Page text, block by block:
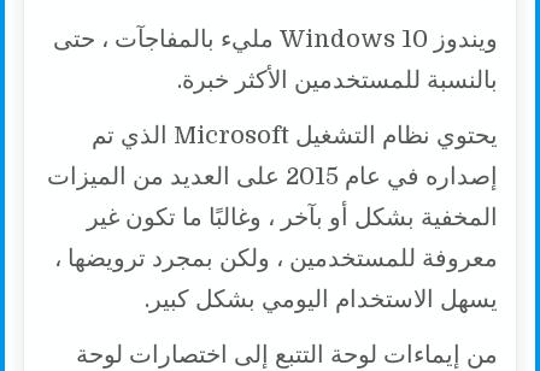
k
p
ويندوز Windows 10 مليء بالمفاجآت ، حتى
بالنسبة للمستخدمين الأكثر خبرة.
يحتوي نظام التشغيل Microsoft الذي تم
إصداره في عام 2015 على العديد من الميزات
المخفية بشكل أو بآخر ، وغالبًا ما تكون غير
معروفة للمستخدمين ، ولكن بمجرد ترويضها ،
يسهل الاستخدام اليومي بشكل كبير.
من إيماءات لوحة التتبع إلى اختصارات لوحة